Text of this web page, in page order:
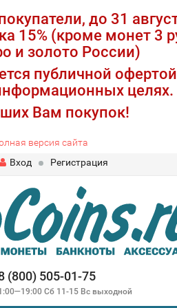
до 31
15% (кроме монет 3
и золото России)
публичной
целях.
Вам покупок!
версия сайта
Вход
Регистрация
(800) 505-01-75
Сб 11-15 Вс выходной